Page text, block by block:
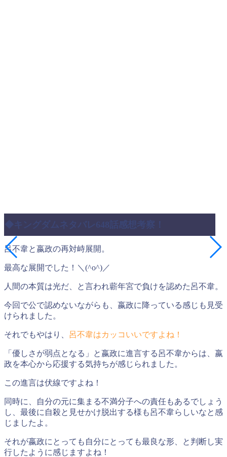
◆キングダムネタバレ648話感想考察！
呂不韋と嬴政の再対峙展開。
最高な展開でした！＼(^o^)／
人間の本質は光だ、と言われ蘄年宮で負けを認めた呂不韋。
今回で公で認めないながらも、嬴政に降っている感じも見受
けられました。
それでもやはり、 呂不韋はカッコいいですよね！
「優しさが弱点となる」と嬴政に進言する呂不韋からは、嬴
政を本心から応援する気持ちが感じられました。
この進言は伏線ですよね！
同時に、自分の元に集まる不満分子への責任もあるでしょう
し、最後に自殺と見せかけ脱出する様も呂不韋らしいなと感
じましたよ。
それが嬴政にとっても自分にとっても最良な形、と判断し実
行したように感じますよね！